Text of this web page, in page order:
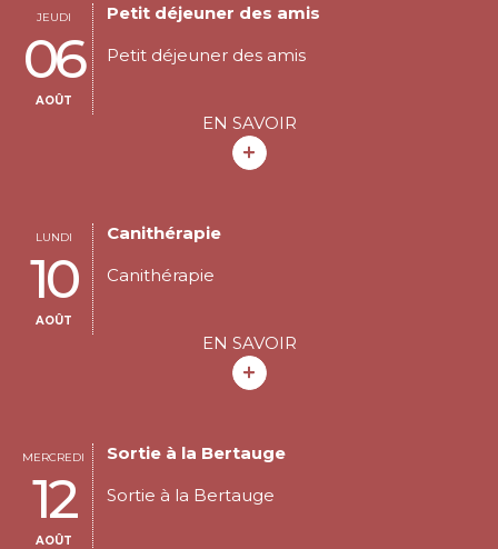
JEUDI
06
AOÛT
Petit déjeuner des amis
Petit déjeuner des amis
EN SAVOIR
LUNDI
10
AOÛT
Canithérapie
Canithérapie
EN SAVOIR
MERCREDI
12
AOÛT
Sortie à la Bertauge
Sortie à la Bertauge